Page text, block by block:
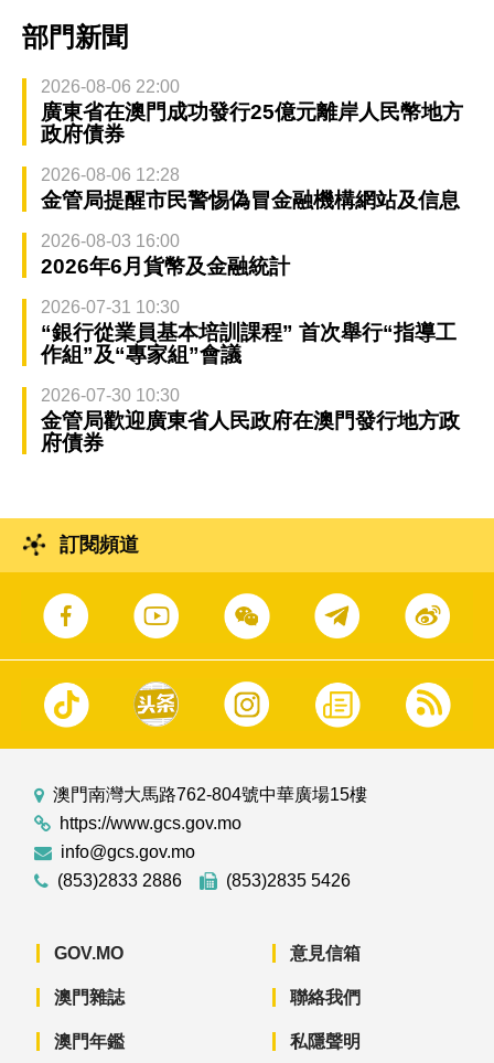
部門新聞
2026-08-06 22:00
廣東省在澳門成功發行25億元離岸人民幣地方
政府債券
2026-08-06 12:28
金管局提醒市民警惕偽冒金融機構網站及信息
2026-08-03 16:00
2026年6月貨幣及金融統計
2026-07-31 10:30
“銀行從業員基本培訓課程” 首次舉行“指導工
作組”及“專家組”會議
2026-07-30 10:30
金管局歡迎廣東省人民政府在澳門發行地方政
府債券
訂閱頻道
澳門南灣大馬路762-804號中華廣場15樓
https://www.gcs.gov.mo
info@gcs.gov.mo
(853)2833 2886
(853)2835 5426
GOV.MO
澳門雜誌
澳門年鑑
意見信箱
聯絡我們
私隱聲明